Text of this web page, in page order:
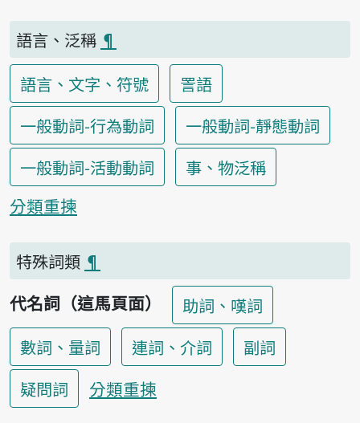
語言、泛稱 ¶
語言、文字、符號
詈語
一般動詞-行為動詞
一般動詞-靜態動詞
一般動詞-活動動詞
事、物泛稱
分類重揀
特殊詞類 ¶
代名詞（這馬頁面）
助詞、嘆詞
數詞、量詞
連詞、介詞
副詞
疑問詞
分類重揀